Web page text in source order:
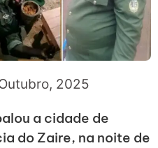
2025
a cidade de
do Zaire, na noite de